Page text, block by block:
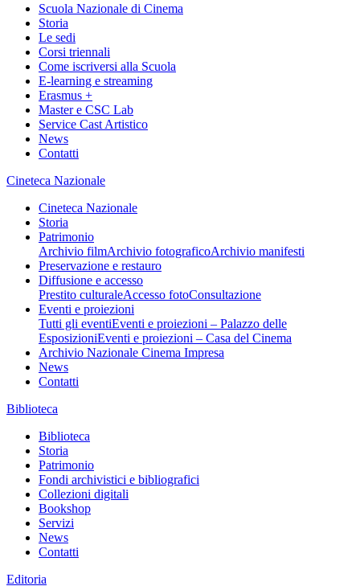
Scuola Nazionale di Cinema
Storia
Le sedi
Corsi triennali
Come iscriversi alla Scuola
E-learning e streaming
Erasmus +
Master e CSC Lab
Service Cast Artistico
News
Contatti
Cineteca Nazionale
Cineteca Nazionale
Storia
Patrimonio
Archivio filmArchivio fotograficoArchivio manifesti
Preservazione e restauro
Diffusione e accesso
Prestito culturaleAccesso fotoConsultazione
Eventi e proiezioni
Tutti gli eventiEventi e proiezioni – Palazzo delle
EsposizioniEventi e proiezioni – Casa del Cinema
Archivio Nazionale Cinema Impresa
News
Contatti
Biblioteca
Biblioteca
Storia
Patrimonio
Fondi archivistici e bibliografici
Collezioni digitali
Bookshop
Servizi
News
Contatti
Editoria